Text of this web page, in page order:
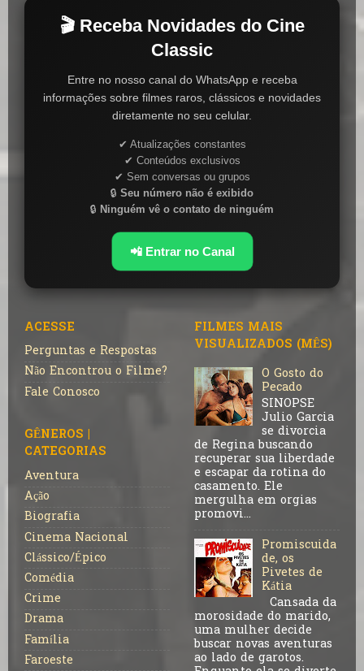
🎬 Receba Novidades do Cine
Classic
Entre no nosso canal do WhatsApp e receba
informações sobre filmes raros, clássicos e novidades
diretamente no seu celular.
✔ Atualizações constantes
✔ Conteúdos exclusivos
✔ Sem conversas ou grupos
🔒 Seu número não é exibido
🔒 Ninguém vê o contato de ninguém
📲 Entrar no Canal
ACESSE
Perguntas e Respostas
Não Encontrou o Filme?
Fale Conosco
GÊNEROS |
CATEGORIAS
Aventura
Ação
Biografia
Cinema Nacional
Clássico/Épico
Comédia
Crime
Drama
Família
Faroeste
FILMES MAIS
VISUALIZADOS (MÊS)
O Gosto do
Pecado
SINOPSE
Julio Garcia
se divorcia
de Regina buscando
recuperar sua liberdade
e escapar da rotina do
casamento. Ele
mergulha em orgias
promovi...
Promiscuida
de, os
Pivetes de
Kátia
Cansada da
morosidade do marido,
uma mulher decide
buscar novas aventuras
ao lado de garotos.